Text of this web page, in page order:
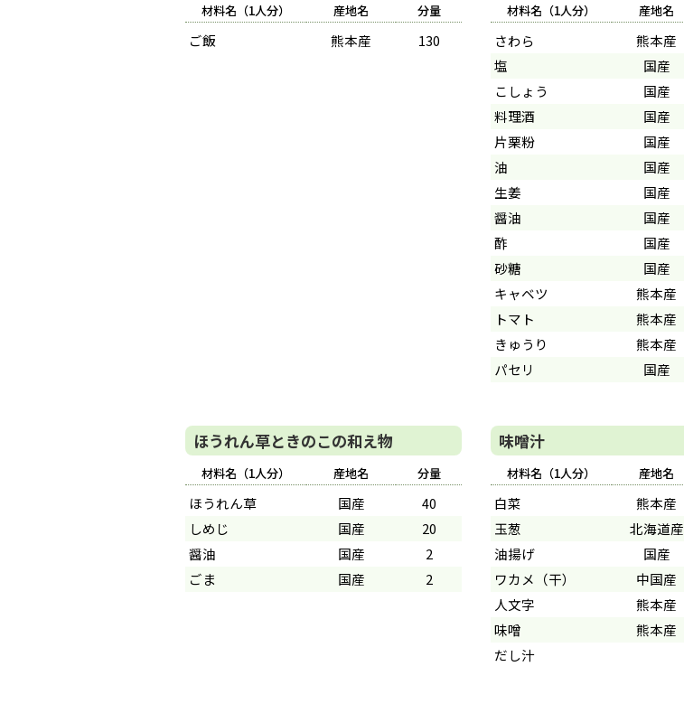
材料名（1人分） 産地名 分量
ご飯 熊本産 130
材料名（1人分） 産地名
さわら 熊本産
塩
国産
こしょう
国産
料理酒
国産
片栗粉
国産
油
国産
生姜
国産
醤油
国産
酢
国産
砂糖
国産
キャベツ
熊本産
トマト
熊本産
きゅうり
熊本産
パセリ
国産
ほうれん草ときのこの和え物
材料名（1人分） 産地名 分量
ほうれん草 国産
40
しめじ
国産
20
醤油
国産
2
ごま
国産 2
味噌汁
材料名（1人分） 産地名
白菜 熊本産
玉葱
北海道産
油揚げ
国産
ワカメ（干）
中国産
人文字
熊本産
味噌
熊本産
だし汁